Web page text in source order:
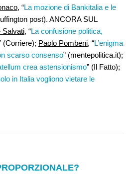
, “La mozione di Bankitalia e le
post). ANCORA SUL
Salvati, “La confusione politica,
(Corriere); Paolo Pombeni, “L’enigma
scarso consenso” (mentepolitica.it);
crea astensionismo” (Il Fatto);
in Italia vogliono vietare le